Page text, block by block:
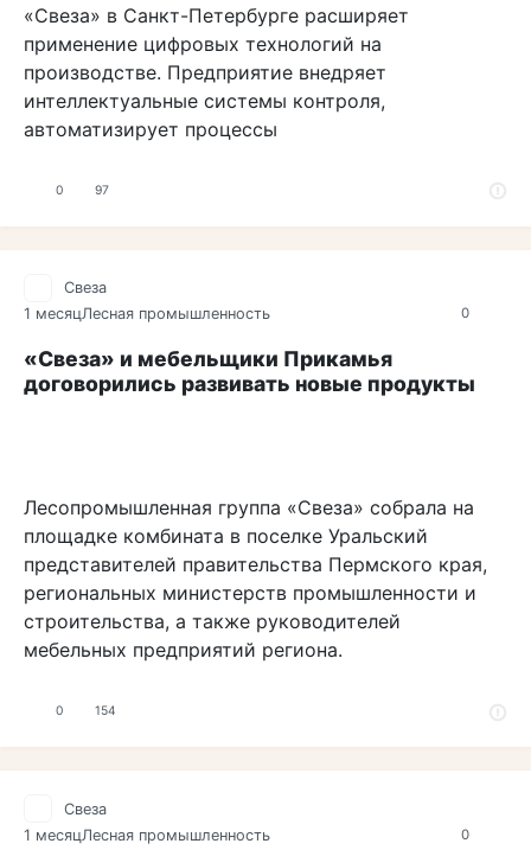
«Свеза» в Санкт-Петербурге расширяет
применение цифровых технологий на
производстве. Предприятие внедряет
интеллектуальные системы контроля,
автоматизирует процессы
0 97
0
Свеза
1 месяцЛесная промышленность
«Свеза» и мебельщики Прикамья
договорились развивать новые продукты
Лесопромышленная группа «Свеза» собрала на
площадке комбината в поселке Уральский
представителей правительства Пермского края,
региональных министерств промышленности и
строительства, а также руководителей
мебельных предприятий региона.
0 154
0
Свеза
1 месяцЛесная промышленность